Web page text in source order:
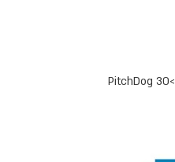
>
PitchDog 30